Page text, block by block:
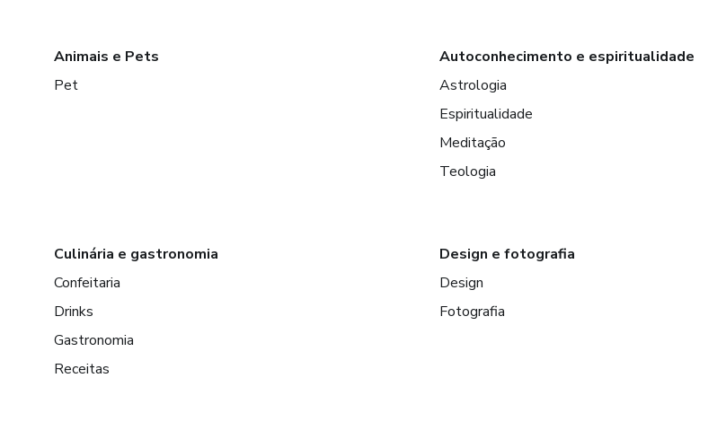
Animais e Pets
Pet
Autoconhecimento e espiritualidade
Astrologia
Espiritualidade
Meditação
Teologia
Culinária e gastronomia
Confeitaria
Drinks
Gastronomia
Receitas
Design e fotografia
Design
Fotografia